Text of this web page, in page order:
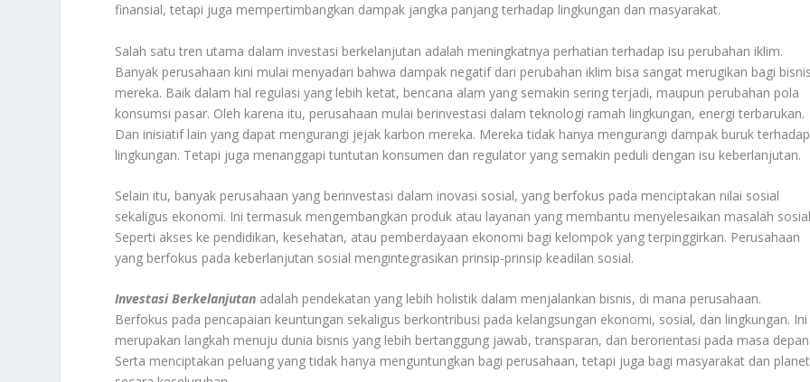
finansial, tetapi juga mempertimbangkan dampak jangka panjang terhadap lingkungan dan masyarakat.
Salah satu tren utama dalam investasi berkelanjutan adalah meningkatnya perhatian terhadap isu perubahan iklim.
Banyak perusahaan kini mulai menyadari bahwa dampak negatif dari perubahan iklim bisa sangat merugikan bagi
mereka. Baik dalam hal regulasi yang lebih ketat, bencana alam yang semakin sering terjadi, maupun perubahan pola
konsumsi pasar. Oleh karena itu, perusahaan mulai berinvestasi dalam teknologi ramah lingkungan, energi terbarukan.
Dan inisiatif lain yang dapat mengurangi jejak karbon mereka. Mereka tidak hanya mengurangi dampak buruk terhadap
lingkungan. Tetapi juga menanggapi tuntutan konsumen dan regulator yang semakin peduli dengan isu keberlanjutan.
Selain itu, banyak perusahaan yang berinvestasi dalam inovasi sosial, yang berfokus pada menciptakan nilai sosial
sekaligus ekonomi. Ini termasuk mengembangkan produk atau layanan yang membantu menyelesaikan masalah
Seperti akses ke pendidikan, kesehatan, atau pemberdayaan ekonomi bagi kelompok yang terpinggirkan. Perusahaan
yang berfokus pada keberlanjutan sosial mengintegrasikan prinsip-prinsip keadilan sosial.
Investasi Berkelanjutan adalah pendekatan yang lebih holistik dalam menjalankan bisnis, di mana perusahaan.
Berfokus pada pencapaian keuntungan sekaligus berkontribusi pada kelangsungan ekonomi, sosial, dan lingkungan. Ini
merupakan langkah menuju dunia bisnis yang lebih bertanggung jawab, transparan, dan berorientasi pada masa
Serta menciptakan peluang yang tidak hanya menguntungkan bagi perusahaan, tetapi juga bagi masyarakat dan planet